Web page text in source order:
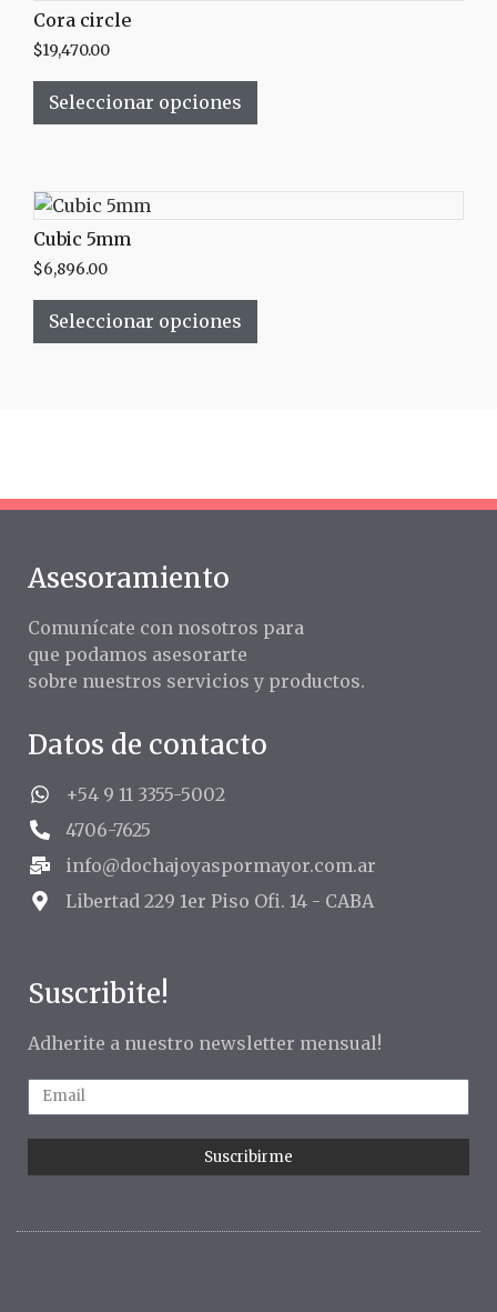
Cora circle
$19,470.00
Seleccionar opciones
Cubic 5mm
$6,896.00
Seleccionar opciones
Asesoramiento
Comunícate con nosotros para
que podamos asesorarte
sobre nuestros servicios y productos.
Datos de contacto
+54 9 11 3355-5002
4706-7625
info@dochajoyaspormayor.com.ar
Libertad 229 1er Piso Ofi. 14 - CABA
Suscribite!
Adherite a nuestro newsletter mensual!
Suscribirme